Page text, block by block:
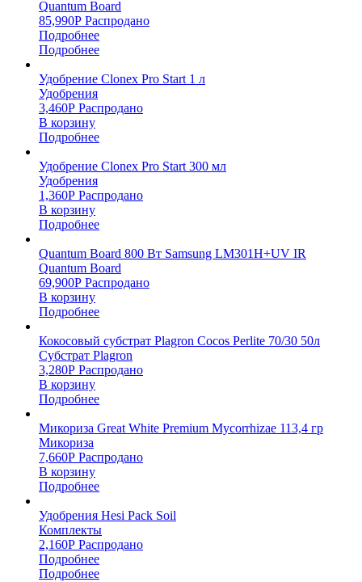
Quantum Board
85,990Р Распродано
Подробнее
Подробнее
Удобрение Clonex Pro Start 1 л
Удобрения
3,460Р Распродано
В корзину
Подробнее
Удобрение Clonex Pro Start 300 мл
Удобрения
1,360Р Распродано
В корзину
Подробнее
Quantum Board 800 Вт Samsung LM301H+UV IR
Quantum Board
69,900Р Распродано
В корзину
Подробнее
Кокосовый субстрат Plagron Cocos Perlite 70/30 50л
Субстрат Plagron
3,280Р Распродано
В корзину
Подробнее
Микориза Great White Premium Mycorrhizae 113,4 гр
Микориза
7,660Р Распродано
В корзину
Подробнее
Удобрения Hesi Pack Soil
Комплекты
2,160Р Распродано
Подробнее
Подробнее